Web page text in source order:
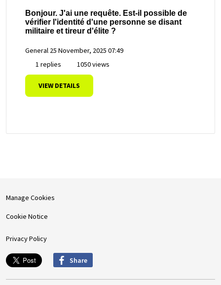
Bonjour. J'ai une requête. Est-il possible de
vérifier l'identité d'une personne se disant
militaire et tireur d'élite ?
General 25 November, 2025 07:49
1 replies
1050 views
VIEW DETAILS
Manage Cookies
Cookie Notice
Privacy Policy
Share